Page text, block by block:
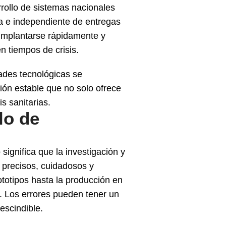
de sistemas nacionales
e independiente de entregas
rápidamente y
tiempos de crisis.
tecnológicas se
estable que no solo ofrece
sanitarias.
de
significa que la investigación y
cuidadosos y
hasta la producción en
errores pueden tener un